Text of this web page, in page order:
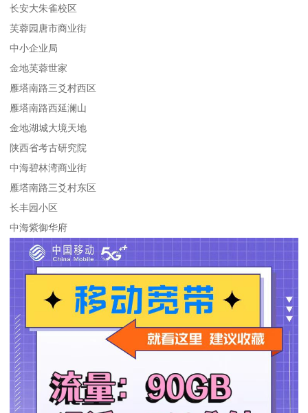
长安大朱雀校区
芙蓉园唐市商业街
中小企业局
金地芙蓉世家
雁塔南路三爻村西区
雁塔南路西延澜山
金地湖城大境天地
陕西省考古研究院
中海碧林湾商业街
雁塔南路三爻村东区
长丰园小区
中海紫御华府